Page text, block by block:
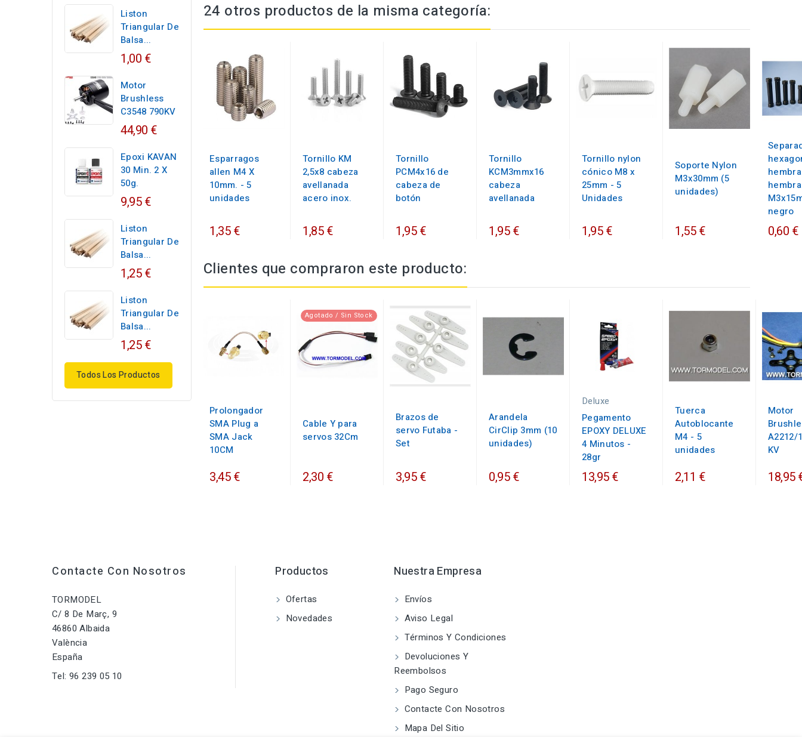
Liston
Triangular De
Balsa...
1,00 €
Motor
Brushless
C3548 790KV
44,90 €
Epoxi KAVAN
30 Min. 2 X
50g.
9,95 €
Liston
Triangular De
Balsa...
1,25 €
Liston
Triangular De
Balsa...
1,25 €
Todos Los Productos
24 otros productos de la misma categoría:
Esparragos
allen M4 X
10mm. - 5
unidades
1,35 €
Tornillo KM
2,5x8 cabeza
avellanada
acero inox.
1,85 €
Tornillo
PCM4x16 de
cabeza de
botón
1,95 €
Tornillo
KCM3mmx16
cabeza
avellanada
1,95 €
Tornillo nylon
cónico M8 x
25mm - 5
Unidades
1,95 €
Soporte Nylon
M3x30mm (5
unidades)
1,55 €
hembra
negro
0,60 €
Clientes que compraron este producto:
Prolongador
SMA Plug a
SMA Jack
10CM
3,45 €
Agotado / Sin Stock
Cable Y para
servos 32Cm
2,30 €
Brazos de
servo Futaba -
Set
3,95 €
Arandela
CirClip 3mm (10
unidades)
0,95 €
Deluxe
Pegamento
EPOXY DELUXE
4 Minutos -
28gr
13,95 €
Tuerca
Autoblocante
M4 - 5
unidades
2,11 €
Motor
A2212/
KV
18,95
Contacte Con Nosotros
TORMODEL
C/ 8 De Març, 9
46860 Albaida
València
España
Tel: 96 239 05 10
Productos
Ofertas
Novedades
Nuestra Empresa
Envíos
Aviso Legal
Términos Y Condiciones
Devoluciones Y
Reembolsos
Pago Seguro
Contacte Con Nosotros
Mapa Del Sitio